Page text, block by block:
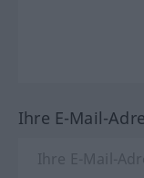
Ihre E-Mail-